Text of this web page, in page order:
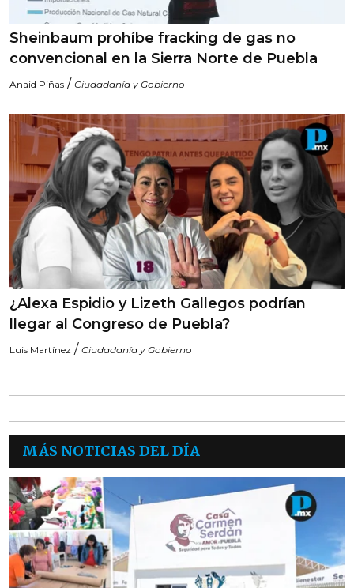
Sheinbaum prohíbe fracking de gas no
convencional en la Sierra Norte de Puebla
Anaid Piñas / Ciudadanía y Gobierno
¿Alexa Espidio y Lizeth Gallegos podrían
llegar al Congreso de Puebla?
Luis Martínez / Ciudadanía y Gobierno
MÁS NOTICIAS DEL DÍA